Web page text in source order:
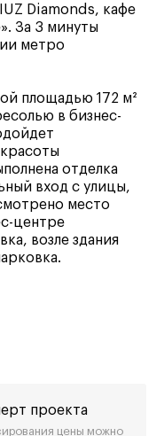
Diamonds, кафе
За 3 минуты
метро
площадью 172 м²
в бизнес-
отделка
вход с улицы,
место
центре
возле здания
проекта
цены можно